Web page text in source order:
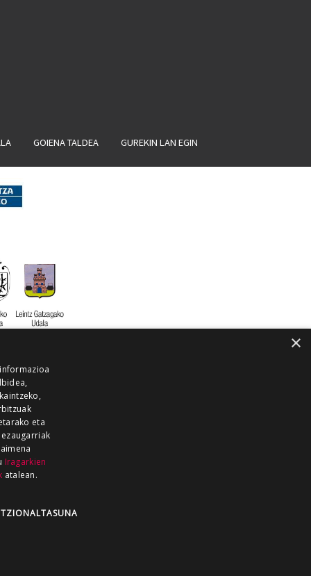
GOIENA TALDEA GUREKIN LAN EGIN
GUKA
GUKA
ZUMAIA GUKA
×
eta
Iragarkien
atalean.